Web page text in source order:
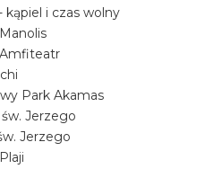
i czas wolny
Park Akamas
Jerzego
Jerzego